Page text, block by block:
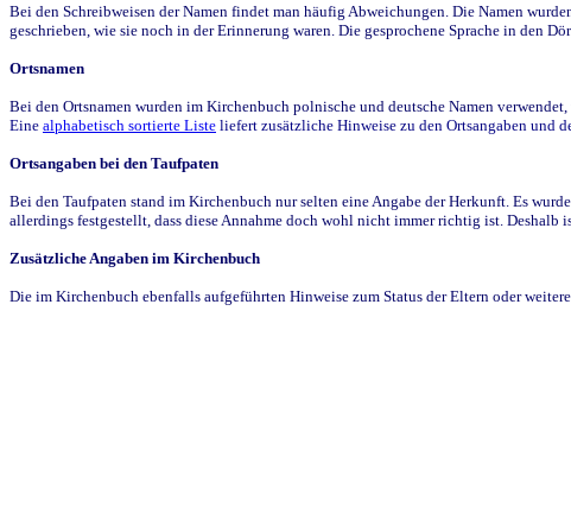
Bei den Schreibweisen der Namen findet man häufig Abweichungen. Die Namen
geschrieben, wie sie noch in der Erinnerung waren. Die gesprochene Sprache in den
Ortsnamen
Bei den Ortsnamen wurden im Kirchenbuch polnische und deutsche Namen
Eine alphabetisch sortierte Liste liefert zusätzliche Hinweise zu den Ortsangaben und
Ortsangaben bei den Taufpaten
Bei den Taufpaten stand im Kirchenbuch nur selten eine Angabe der Herkunft. Es
allerdings festgestellt, dass diese Annahme doch wohl nicht immer richtig ist. Deshalb
Zusätzliche Angaben im Kirchenbuch
Die im Kirchenbuch ebenfalls aufgeführten Hinweise zum Status der Eltern oder